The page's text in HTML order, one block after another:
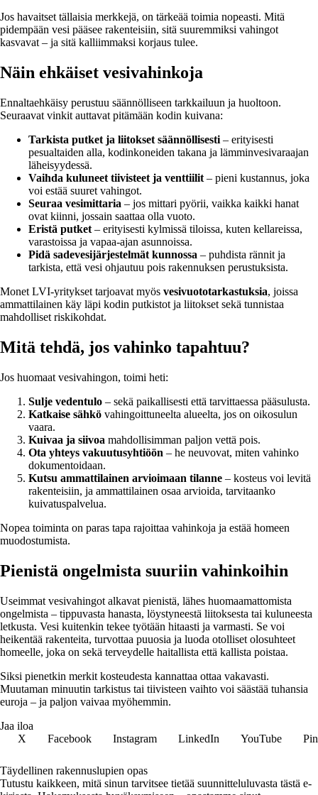
Jos havaitset tällaisia merkkejä, on tärkeää toimia nopeasti. Mitä
pidempään vesi pääsee rakenteisiin, sitä suuremmiksi vahingot
kasvavat – ja sitä kalliimmaksi korjaus tulee.
Näin ehkäiset vesivahinkoja
Ennaltaehkäisy perustuu säännölliseen tarkkailuun ja huoltoon.
Seuraavat vinkit auttavat pitämään kodin kuivana:
Tarkista putket ja liitokset säännöllisesti – erityisesti
pesualtaiden alla, kodinkoneiden takana ja lämminvesivaraajan
läheisyydessä.
Vaihda kuluneet tiivisteet ja venttiilit – pieni kustannus, joka
voi estää suuret vahingot.
Seuraa vesimittaria – jos mittari pyörii, vaikka kaikki hanat
ovat kiinni, jossain saattaa olla vuoto.
Eristä putket – erityisesti kylmissä tiloissa, kuten kellareissa,
varastoissa ja vapaa-ajan asunnoissa.
Pidä sadevesijärjestelmät kunnossa – puhdista rännit ja
tarkista, että vesi ohjautuu pois rakennuksen perustuksista.
Monet LVI-yritykset tarjoavat myös vesivuototarkastuksia, joissa
ammattilainen käy läpi kodin putkistot ja liitokset sekä tunnistaa
mahdolliset riskikohdat.
Mitä tehdä, jos vahinko tapahtuu?
Jos huomaat vesivahingon, toimi heti:
Sulje vedentulo – sekä paikallisesti että tarvittaessa pääsulusta.
Katkaise sähkö vahingoittuneelta alueelta, jos on oikosulun
vaara.
Kuivaa ja siivoa mahdollisimman paljon vettä pois.
Ota yhteys vakuutusyhtiöön – he neuvovat, miten vahinko
dokumentoidaan.
Kutsu ammattilainen arvioimaan tilanne – kosteus voi levitä
rakenteisiin, ja ammattilainen osaa arvioida, tarvitaanko
kuivatuspalvelua.
Nopea toiminta on paras tapa rajoittaa vahinkoja ja estää homeen
muodostumista.
Pienistä ongelmista suuriin vahinkoihin
Useimmat vesivahingot alkavat pienistä, lähes huomaamattomista
ongelmista – tippuvasta hanasta, löystyneestä liitoksesta tai kuluneesta
letkusta. Vesi kuitenkin tekee työtään hitaasti ja varmasti. Se voi
heikentää rakenteita, turvottaa puuosia ja luoda otolliset olosuhteet
homeelle, joka on sekä terveydelle haitallista että kallista poistaa.
Siksi pienetkin merkit kosteudesta kannattaa ottaa vakavasti.
Muutaman minuutin tarkistus tai tiivisteen vaihto voi säästää tuhansia
euroja – ja paljon vaivaa myöhemmin.
Jaa iloa
X
Facebook Instagram LinkedIn YouTube
Täydellinen rakennuslupien opas
Tutustu kaikkeen, mitä sinun tarvitsee tietää suunnitteluluvasta tästä e-